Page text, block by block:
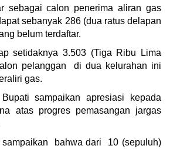
sebagai calon penerima aliran gas
sebanyak 286 (dua ratus delapan
belum terdaftar.
setidaknya 3.503 (Tiga Ribu Lima
pelanggan di dua kelurahan ini
gas.
sampaikan apresiasi kepada
atas progres pemasangan jargas
sampaikan bahwa dari 10 (sepuluh)